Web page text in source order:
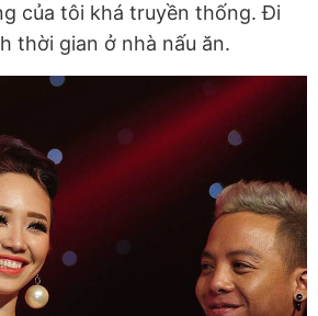
của tôi khá truyền thống. Đi
thời gian ở nhà nấu ăn.